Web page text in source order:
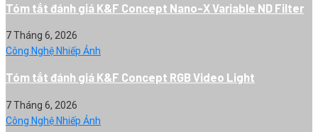
Tóm tắt đánh giá K&F Concept Nano-X Variable ND Filter
7 Tháng 6, 2026
Công Nghệ Nhiếp Ảnh
Tóm tắt đánh giá K&F Concept RGB Video Light
7 Tháng 6, 2026
Công Nghệ Nhiếp Ảnh